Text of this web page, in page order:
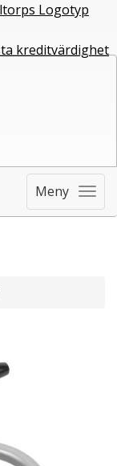
Meny